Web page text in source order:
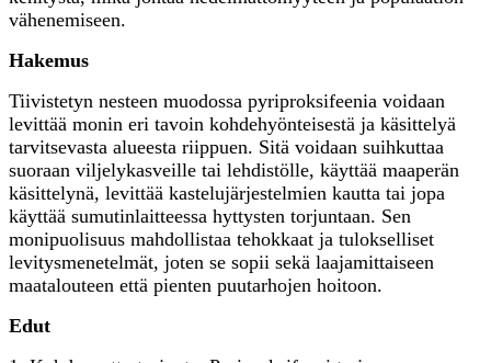
vähenemiseen.
Hakemus
Tiivistetyn nesteen muodossa pyriproksifeenia voidaan
levittää monin eri tavoin kohdehyönteisestä ja käsittelyä
tarvitsevasta alueesta riippuen. Sitä voidaan suihkuttaa
suoraan viljelykasveille tai lehdistölle, käyttää maaperän
käsittelynä, levittää kastelujärjestelmien kautta tai jopa
käyttää sumutinlaitteessa hyttysten torjuntaan. Sen
monipuolisuus mahdollistaa tehokkaat ja tulokselliset
levitysmenetelmät, joten se sopii sekä laajamittaiseen
maatalouteen että pienten puutarhojen hoitoon.
Edut